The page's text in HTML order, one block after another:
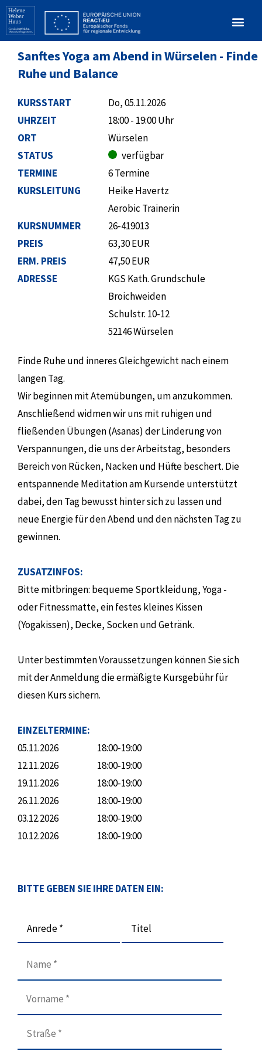
Sanftes Yoga am Abend in Würselen - Finde
Ruhe und Balance
KURSSTART
UHRZEIT
ORT
STATUS
TERMINE
Do, 05.11.2026
18:00 - 19:00 Uhr
Würselen
verfügbar
6 Termine
KURSLEITUNG
KURSNUMMER
PREIS
ERM. PREIS
ADRESSE
Heike Havertz
Aerobic Trainerin
26-419013
63,30 EUR
47,50 EUR
KGS Kath. Grundschule
Broichweiden
Schulstr. 10-12
52146 Würselen
Finde Ruhe und inneres Gleichgewicht nach einem
langen Tag.
Wir beginnen mit Atemübungen, um anzukommen.
Anschließend widmen wir uns mit ruhigen und
fließenden Übungen (Asanas) der Linderung von
Verspannungen, die uns der Arbeitstag, besonders
Bereich von Rücken, Nacken und Hüfte beschert. Die
entspannende Meditation am Kursende unterstützt
dabei, den Tag bewusst hinter sich zu lassen und
neue Energie für den Abend und den nächsten Tag zu
gewinnen.
ZUSATZINFOS:
Bitte mitbringen: bequeme Sportkleidung, Yoga -
oder Fitnessmatte, ein festes kleines Kissen
(Yogakissen), Decke, Socken und Getränk.
Unter bestimmten Voraussetzungen können Sie sich
mit der Anmeldung die ermäßigte Kursgebühr für
diesen Kurs sichern.
EINZELTERMINE:
05.11.2026
18:00-19:00
12.11.2026
18:00-19:00
19.11.2026
18:00-19:00
26.11.2026
18:00-19:00
03.12.2026
18:00-19:00
10.12.2026
18:00-19:00
BITTE GEBEN SIE IHRE DATEN EIN:
Anrede * Titel